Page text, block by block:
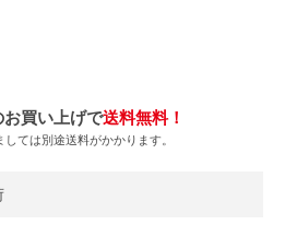
お買い上げで送料無料！
ては別途送料がかかります。